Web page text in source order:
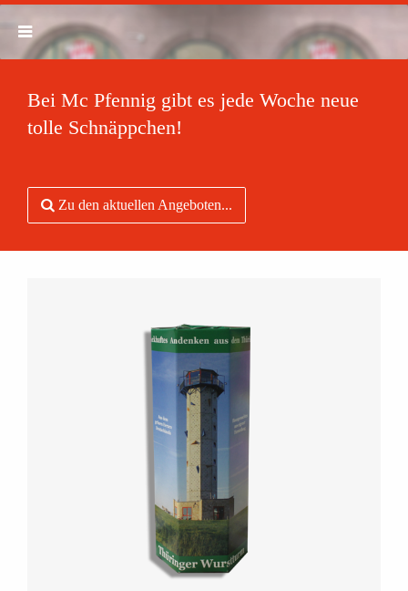
Bei Mc Pfennig gibt es jede Woche neue
tolle Schnäppchen!
Zu den aktuellen Angeboten...